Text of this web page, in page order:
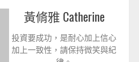
黃脩雅 Catherine
投資要成功，是耐心加上信心
加上一致性，請保持微笑與紀